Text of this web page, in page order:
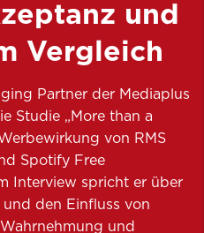
und
Vergleich
Partner der Mediaplus
Studie „More than a
von RMS
Spotify Free
Interview spricht er über
den Einfluss von
und